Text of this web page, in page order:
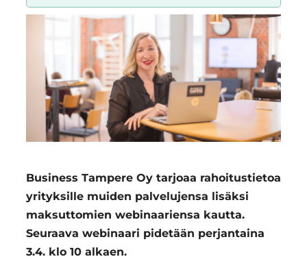
Business Tampere Oy tarjoaa rahoitustietoa
yrityksille muiden palvelujensa lisäksi
maksuttomien webinaariensa kautta.
Seuraava webinaari pidetään perjantaina
3.4. klo 10 alkaen.